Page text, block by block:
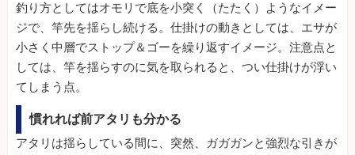
釣り方としてはオモリで底を小突く（たたく）ようなイメー
ジで、竿先を揺らし続ける。仕掛けの動きとしては、エサが
小さく中層でストップ＆ゴーを繰り返すイメージ。注意点と
しては、竿を揺らすのに気を取られると、つい仕掛けが浮い
てしまう点。
慣れれば前アタリも分かる
アタリは揺らしている間に、突然、ガガガンと強烈な引きが